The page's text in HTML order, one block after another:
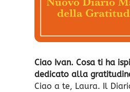
Ciao Ivan. Cosa ti ha
dedicato alla
Ciao a te, Laura. Il